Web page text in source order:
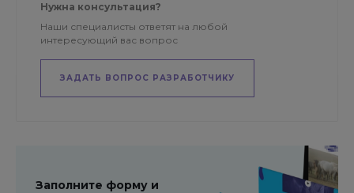
Нужна консультация?
Наши специалисты ответят на любой
интересующий вас вопрос
ЗАДАТЬ ВОПРОС РАЗРАБОТЧИКУ
Заполните форму и